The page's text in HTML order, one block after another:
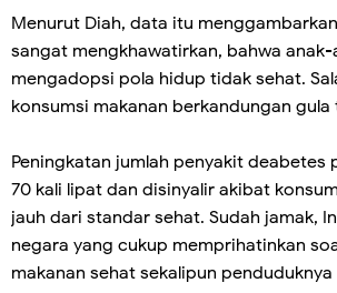
Menurut Diah, data itu
sangat mengkhawatirkan, bahwa anak-
mengadopsi pola hidup tidak sehat.
konsumsi makanan berkandungan gula
Peningkatan jumlah penyakit deabetes
70 kali lipat dan disinyalir akibat
jauh dari standar sehat. Sudah jamak,
negara yang cukup memprihatinkan
makanan sehat sekalipun